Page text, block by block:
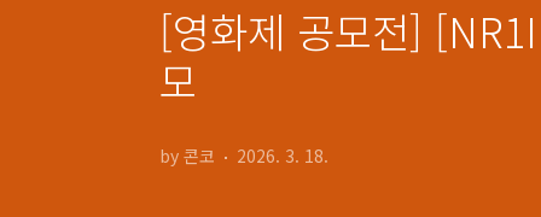
[영화제 공모전]
모
by 콘코 2026. 3. 18.